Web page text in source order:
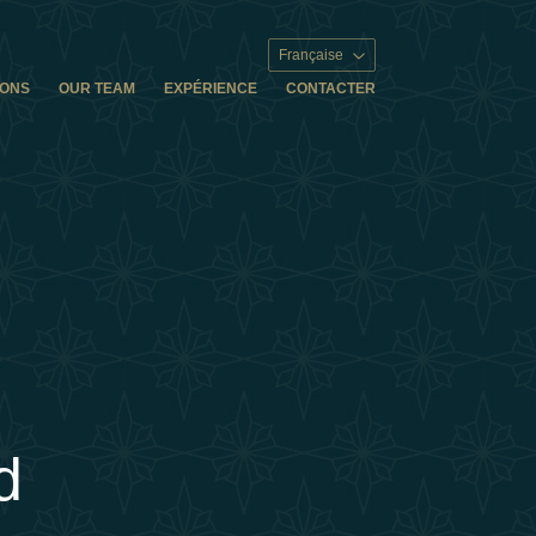
Française
OUR TEAM EXPÉRIENCE CONTACTER